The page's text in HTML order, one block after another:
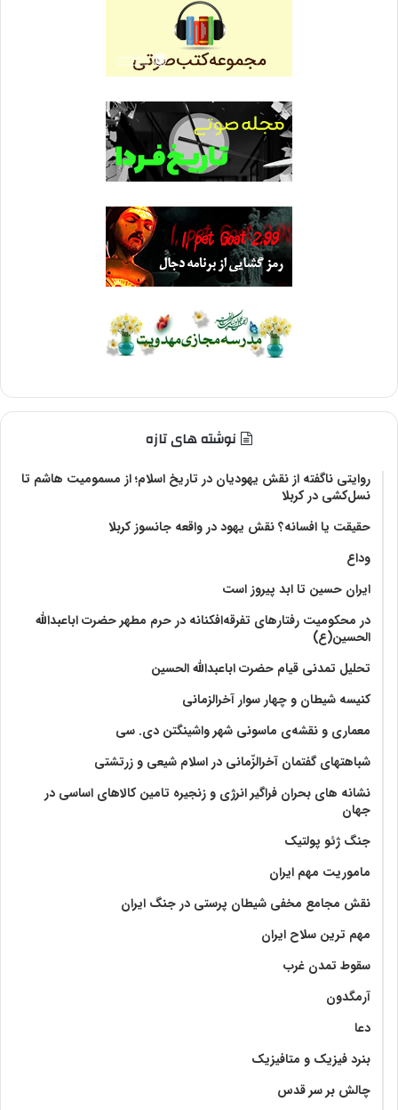
نوشته های تازه
روایتی ناگفته از نقش یهودیان در تاریخ اسلام؛ از مسمومیت هاشم تا
نسل‌کشی در کربلا
حقیقت یا افسانه؟‌ نقش یهود در واقعه جانسوز کربلا
وداع
ایران حسین تا ابد پیروز است
در محکومیت رفتارهای تفرقه‌افکنانه در حرم مطهر حضرت اباعبدالله
الحسین(ع)
تحلیل تمدنی قیام حضرت اباعبدالله الحسین
کنیسه شیطان و چهار سوار آخرالزمانی
معماری و نقشه‌ی ماسونی شهر واشينگتن دی. سی
شباهتهای گفتمان آخر‌الزّمانی در اسلام شیعی و زرتشتی
نشانه های بحران فراگیر انرژی و زنجیره تامین کالاهای اساسی در
جهان
جنگ ژئو پولتیک
ماموریت مهم ایران
نقش مجامع مخفی شیطان پرستی در جنگ ایران
مهم ترین سلاح ایران
سقوط تمدن غرب
آرمگدون
دعا
بنرد فیزیک و متافیزیک
چالش بر سر قدس